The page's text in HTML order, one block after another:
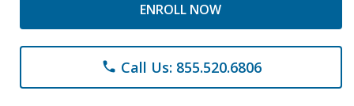
ENROLL NOW
phone Call Us: 855.520.6806